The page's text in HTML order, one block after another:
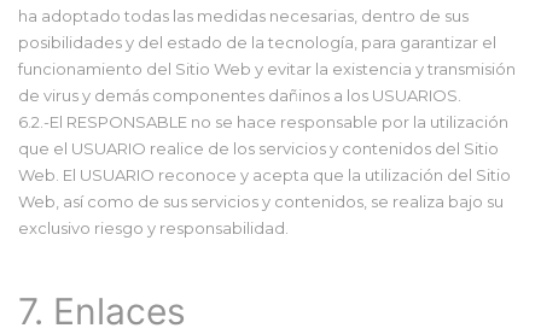
ha adoptado todas las medidas necesarias, dentro de sus
posibilidades y del estado de la tecnología, para garantizar el
funcionamiento del Sitio Web y evitar la existencia y transmisión
de virus y demás componentes dañinos a los USUARIOS.
6.2.-El RESPONSABLE no se hace responsable por la utilización
que el USUARIO realice de los servicios y contenidos del Sitio
Web. El USUARIO reconoce y acepta que la utilización del Sitio
Web, así como de sus servicios y contenidos, se realiza bajo su
exclusivo riesgo y responsabilidad.
7. Enlaces